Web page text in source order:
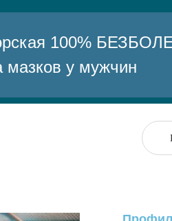
100%
мазков у мужчин